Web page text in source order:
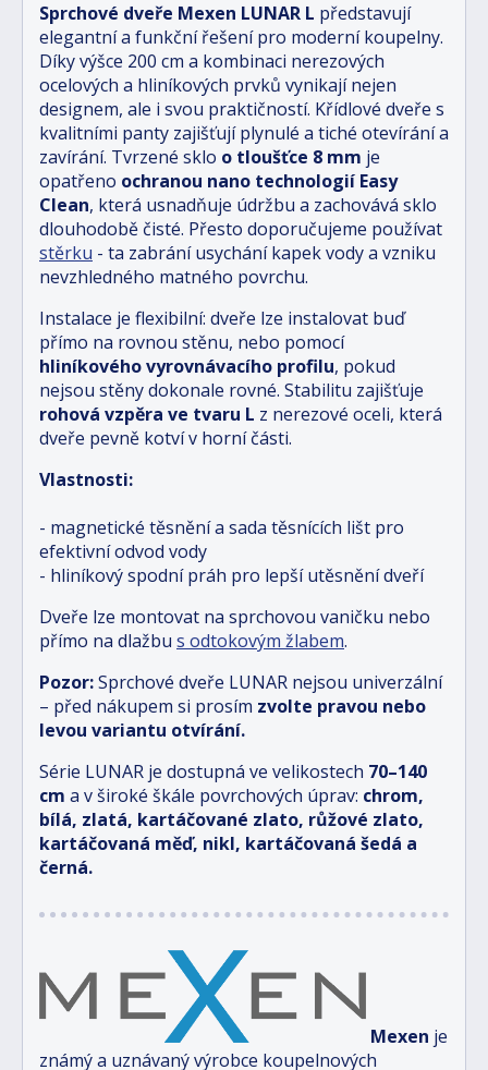
Sprchové dveře Mexen LUNAR L představují
elegantní a funkční řešení pro moderní koupelny.
Díky výšce 200 cm a kombinaci nerezových
ocelových a hliníkových prvků vynikají nejen
designem, ale i svou praktičností. Křídlové dveře s
kvalitními panty zajišťují plynulé a tiché otevírání a
zavírání. Tvrzené sklo o tloušťce 8 mm je
opatřeno ochranou nano technologií Easy
Clean, která usnadňuje údržbu a zachovává sklo
dlouhodobě čisté. Přesto doporučujeme používat
stěrku - ta zabrání usychání kapek vody a vzniku
nevzhledného matného povrchu.
Instalace je flexibilní: dveře lze instalovat buď
přímo na rovnou stěnu, nebo pomocí
hliníkového vyrovnávacího profilu, pokud
nejsou stěny dokonale rovné. Stabilitu zajišťuje
rohová vzpěra ve tvaru L z nerezové oceli, která
dveře pevně kotví v horní části.
Vlastnosti:
- magnetické těsnění a sada těsnících lišt pro
efektivní odvod vody
- hliníkový spodní práh pro lepší utěsnění dveří
Dveře lze montovat na sprchovou vaničku nebo
přímo na dlažbu s odtokovým žlabem.
Pozor:Sprchové dveře LUNAR nejsou univerzální
– před nákupem si prosím zvolte pravou nebo
levou variantu otvírání.
Série LUNAR je dostupná ve velikostech 70–140
cm a v široké škále povrchových úprav: chrom,
bílá, zlatá, kartáčované zlato, růžové zlato,
kartáčovaná měď, nikl, kartáčovaná šedá a
černá.
Mexen je
známý a uznávaný výrobce koupelnových